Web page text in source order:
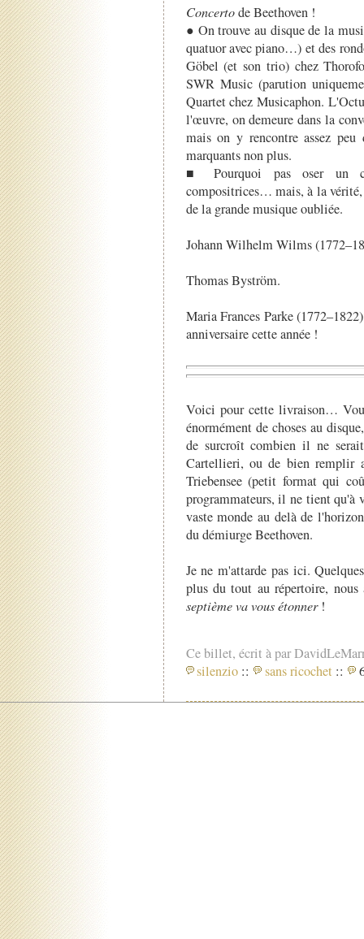
Concertode Beethoven !
● On trouve au disque de la
quatuor avec piano…) et des
Göbel (et son trio) chez
SWR Music (parution
Quartet chez Musicaphon.
l'œuvre, on demeure dans la
mais on y rencontre assez
marquants non plus.
■ Pourquoi pas oser un
compositrices… mais, à la
de la grande musique oubliée.
Johann Wilhelm Wilms
Thomas Byström.
Maria Frances Parke
anniversaire cette année !
Voici pour cette livraison…
énormément de choses au
de surcroît combien il ne
Cartellieri, ou de bien remplir
Triebensee (petit format qui
programmateurs, il ne tient qu'à
vaste monde au delà de
du démiurge Beethoven.
Je ne m'attarde pas ici.
plus du tout au répertoire,
septième va vous étonner!
Ce billet, écrit à par
silenzio :: sans ricochet ::